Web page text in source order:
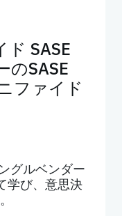
SASE
のSASE
ファイド
グルベンダー
学び、意思決